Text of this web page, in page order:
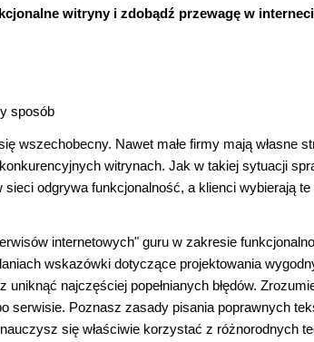
witryny i zdobądź przewagę w
sposób
wszechobecny. Nawet małe firmy mają własne
witrynach. Jak w takiej sytuacji
odgrywa funkcjonalność, a klienci wybierają
internetowych" guru w zakresie
wskazówki dotyczące projektowania
najczęściej popełnianych błędów.
serwisie. Poznasz zasady pisania poprawnych
się właściwie korzystać z różnorodnych